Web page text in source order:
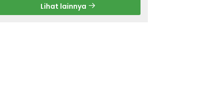
Lihat lainnya